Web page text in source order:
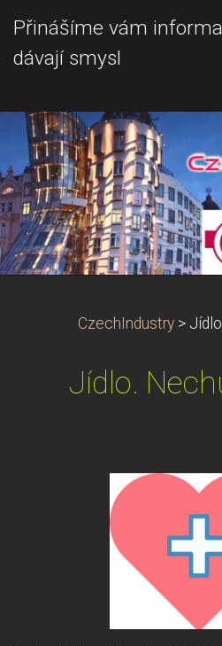
Přinášíme vám
dávají smysl
CzechIndustry >
Jídlo.